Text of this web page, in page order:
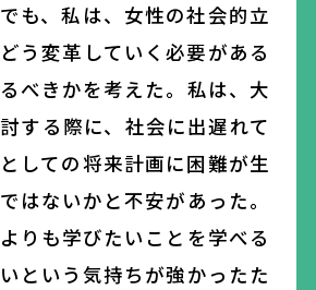
も、私は、女性の社会的立
う変革していく必要がある
べきかを考えた。私は、大
する際に、社会に出遅れて
しての将来計画に困難が生
はないかと不安があった。
りも学びたいことを学べる
という気持ちが強かったた